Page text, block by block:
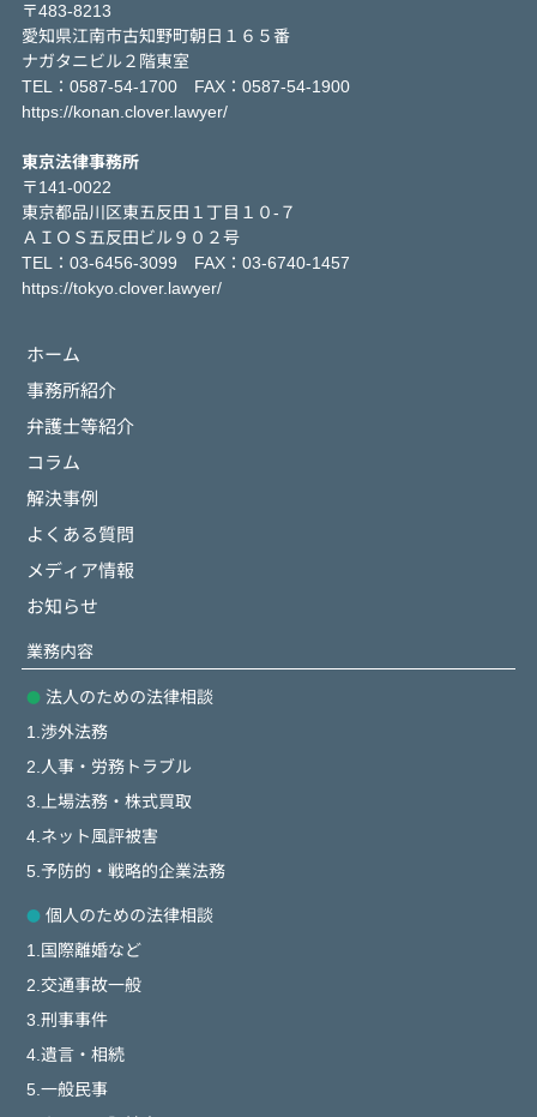
〒483-8213
愛知県江南市古知野町朝日１６５番
ナガタニビル２階東室
TEL：0587-54-1700 FAX：0587-54-1900
https://konan.clover.lawyer/
東京法律事務所
〒141-0022
東京都品川区東五反田１丁目１０-７
ＡＩＯＳ五反田ビル９０２号
TEL：03-6456-3099 FAX：03-6740-1457
https://tokyo.clover.lawyer/
ホーム
事務所紹介
弁護士等紹介
コラム
解決事例
よくある質問
メディア情報
お知らせ
業務内容
法人のための法律相談
1.渉外法務
2.人事・労務トラブル
3.上場法務・株式買取
4.ネット風評被害
5.予防的・戦略的企業法務
個人のための法律相談
1.国際離婚など
2.交通事故一般
3.刑事事件
4.遺言・相続
5.一般民事